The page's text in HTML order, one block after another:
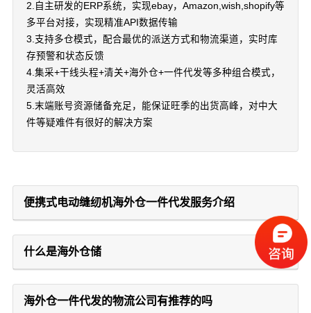
2.自主研发的ERP系统，实现ebay，Amazon,wish,shopify等
多平台对接，实现精准API数据传输
3.支持多仓模式，配合最优的派送方式和物流渠道，实时库
存预警和状态反馈
4.集采+干线头程+清关+海外仓+一件代发等多种组合模式，
灵活高效
5.末端账号资源储备充足，能保证旺季的出货高峰，对中大
件等疑难件有很好的解决方案
便携式电动缝纫机海外仓一件代发服务介绍
什么是海外仓储
海外仓一件代发的物流公司有推荐的吗